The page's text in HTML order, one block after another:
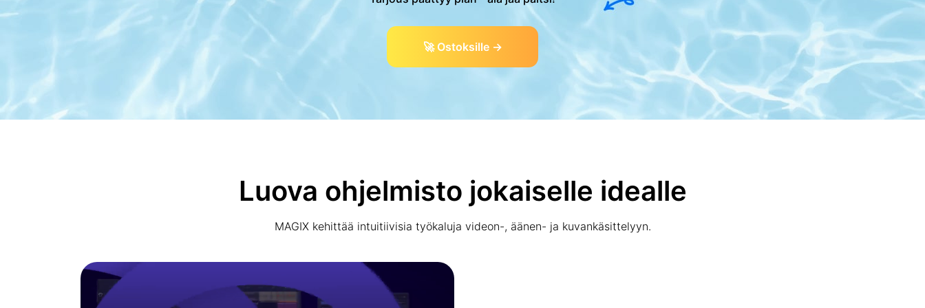
🚀 Ostoksille →
Luova ohjelmisto jokaiselle idealle
MAGIX kehittää intuitiivisia työkaluja videon-, äänen- ja kuvankäsittelyyn.